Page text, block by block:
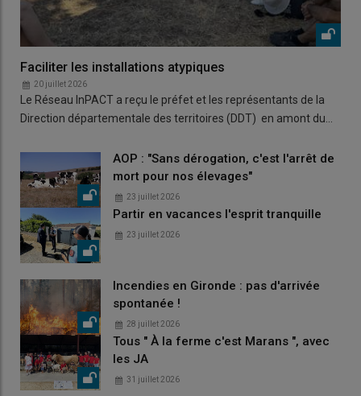
Faciliter les installations atypiques
20 juillet 2026
Le Réseau InPACT a reçu le préfet et les représentants de la
Direction départementale des territoires (DDT) en amont du…
AOP : "Sans dérogation, c'est l'arrêt de
mort pour nos élevages"
23 juillet 2026
Partir en vacances l'esprit tranquille
23 juillet 2026
Incendies en Gironde : pas d'arrivée
spontanée !
28 juillet 2026
Tous " À la ferme c'est Marans ", avec
les JA
31 juillet 2026